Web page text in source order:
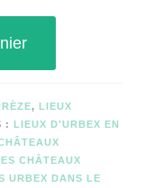
, LIEUX
: LIEUX D'URBEX EN
CHÂTEAUX
URBEX DANS LE